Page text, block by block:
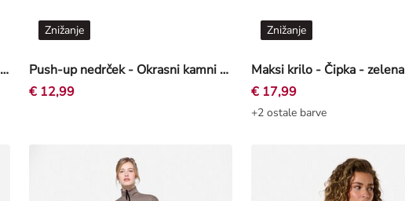
Obleka - Potisk po celotni površini - svetlo rjava Push-up nedrček - Okrasni kamni - rdeca
Znižanje
€ 12,99
Maksi krilo - Čipka - zelena
Znižanje
€ 17,99
+2 ostale barve